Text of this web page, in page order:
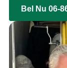
Bel Nu 06-